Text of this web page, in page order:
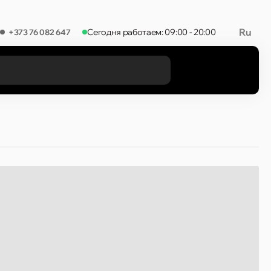
+373 76 082 647 Сегодня работаем: 09:00 - 20:00 Ru